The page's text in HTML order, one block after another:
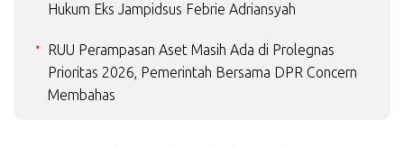
Hukum Eks Jampidsus Febrie Adriansyah
RUU Perampasan Aset Masih Ada di Prolegnas
Prioritas 2026, Pemerintah Bersama DPR Concern
Membahas